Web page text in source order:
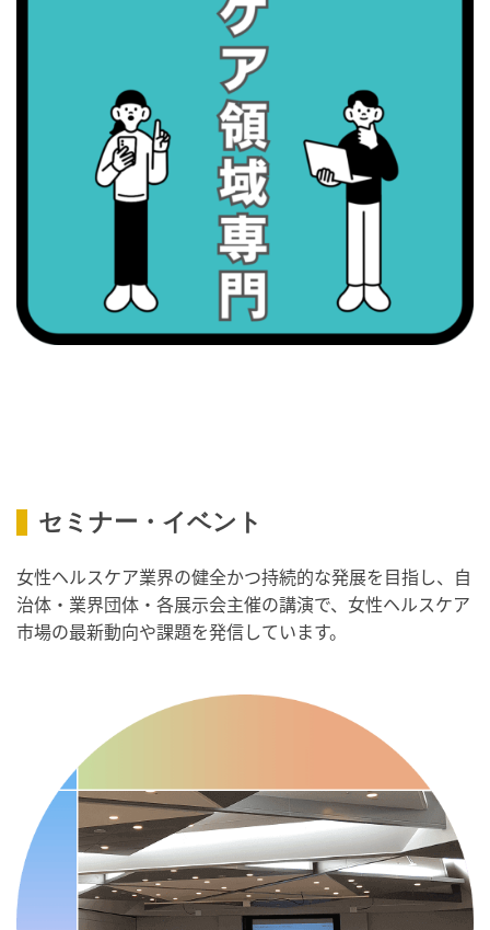
・世界アルツハイマー月間
・健康増進普及月間
・歯ヂカラ探究月間
・職場の健康診断実施強化月間
2026/09/09(水)
・がん征圧月間
・骨盤臓器脱 克服の日
・がん征圧月間
・世界アルツハイマー月間
・健康増進普及月間
・職場の健康診断実施強化月間
・自殺予防週間
・世界自殺予防デー
・日本骨髄増殖性腫瘍の日
・知的障害者愛護デー
・糖化の日
2026/09/11(金)
セミナー・イベント
女性ヘルスケア業界の健全かつ持続的な発展を目指し、自
治体・業界団体・各展示会主催の講演で、女性ヘルスケア
市場の最新動向や課題を発信しています。